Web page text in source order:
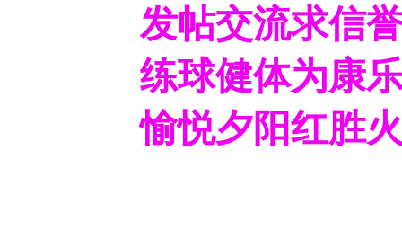
发帖交流求信
练球健体为康
愉悦夕阳红胜火,